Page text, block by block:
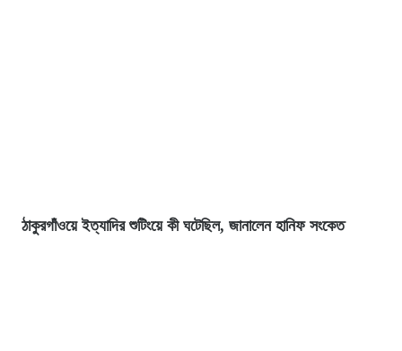
ঠাকুরগাঁওয়ে ইত্যাদির শুটিংয়ে কী ঘটেছিল, জানালেন হানিফ সংকেত